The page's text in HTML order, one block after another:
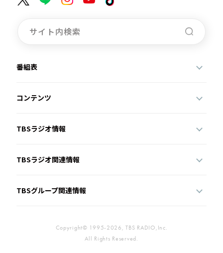
番組表
コンテンツ
TBSラジオ情報
TBSラジオ関連情報
TBSグループ関連情報
Copyright© 1995-2026, TBS RADIO,Inc.
All Rights Reserved.